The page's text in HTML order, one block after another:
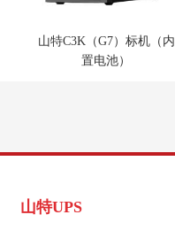
山特C3K（G7）标机（内
置电池）
山特UPS